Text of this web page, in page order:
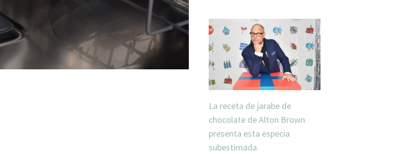
La receta de jarabe de
chocolate de Alton Brown
presenta esta especia
subestimada